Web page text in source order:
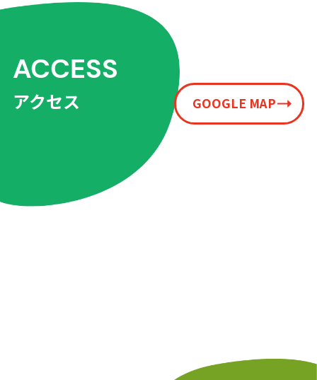
ACCESS
アクセス GOOGLE MAP